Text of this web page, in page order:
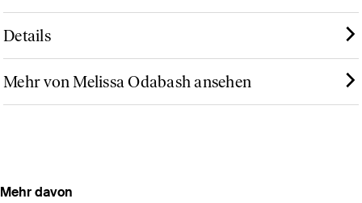
Details
Mehr von Melissa Odabash ansehen
Mehr davon